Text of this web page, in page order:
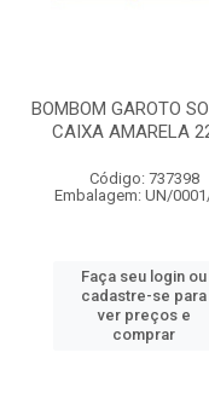
BOMBOM GAROTO
CAIXA AMARELA
Código: 737398
Embalagem: UN/
Faça seu login ou
cadastre-se para
ver preços e
comprar